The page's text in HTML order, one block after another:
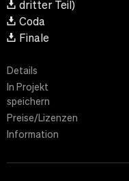
dritter Teil)
Coda
Finale
Details
In Projekt
speichern
Preise/Lizenzen
Information